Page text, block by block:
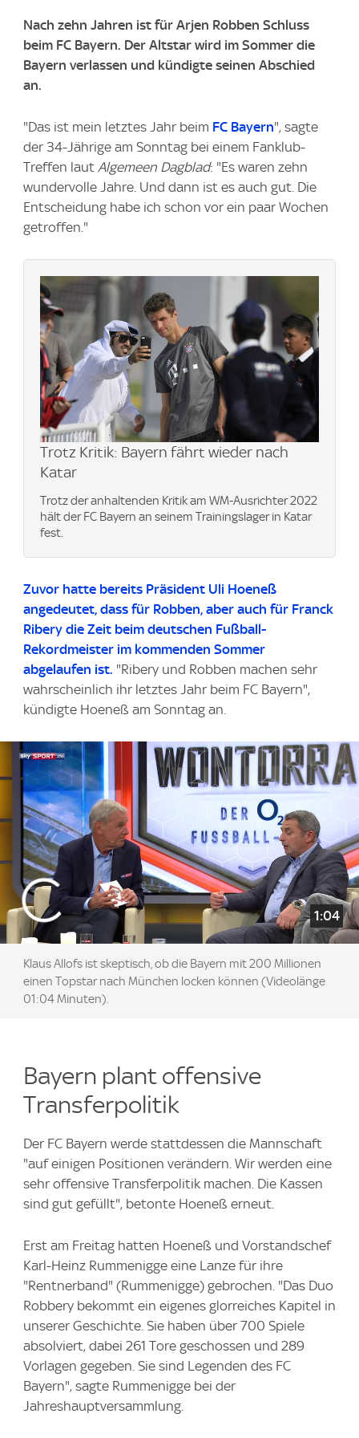
Nach zehn Jahren ist für Arjen Robben Schluss
beim FC Bayern. Der Altstar wird im Sommer die
Bayern verlassen und kündigte seinen Abschied
an.
"Das ist mein letztes Jahr beim FC Bayern", sagte
der 34-Jährige am Sonntag bei einem Fanklub-
Treffen laut Algemeen Dagblad: "Es waren zehn
wundervolle Jahre. Und dann ist es auch gut. Die
Entscheidung habe ich schon vor ein paar Wochen
getroffen."
Trotz Kritik: Bayern fährt wieder nach
Katar
Trotz der anhaltenden Kritik am WM-Ausrichter 2022
hält der FC Bayern an seinem Trainingslager in Katar
fest.
Zuvor hatte bereits Präsident Uli Hoeneß
angedeutet, dass für Robben, aber auch für Franck
Ribery die Zeit beim deutschen Fußball-
Rekordmeister im kommenden Sommer
abgelaufen ist. "Ribery und Robben machen sehr
wahrscheinlich ihr letztes Jahr beim FC Bayern",
kündigte Hoeneß am Sonntag an.
1:04
Klaus Allofs ist skeptisch, ob die Bayern mit 200 Millionen
einen Topstar nach München locken können (Videolänge
01:04 Minuten).
Bayern plant offensive
Transferpolitik
Der FC Bayern werde stattdessen die Mannschaft
"auf einigen Positionen verändern. Wir werden eine
sehr offensive Transferpolitik machen. Die Kassen
sind gut gefüllt", betonte Hoeneß erneut.
Erst am Freitag hatten Hoeneß und Vorstandschef
Karl-Heinz Rummenigge eine Lanze für ihre
"Rentnerband" (Rummenigge) gebrochen. "Das Duo
Robbery bekommt ein eigenes glorreiches Kapitel in
unserer Geschichte. Sie haben über 700 Spiele
absolviert, dabei 261 Tore geschossen und 289
Vorlagen gegeben. Sie sind Legenden des FC
Bayern", sagte Rummenigge bei der
Jahreshauptversammlung.